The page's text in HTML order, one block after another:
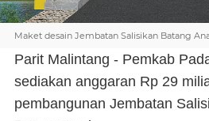
Maket desain Jembatan Salisikan Batang
Parit Malintang - Pemkab
sediakan anggaran Rp 29
pembangunan Jembatan